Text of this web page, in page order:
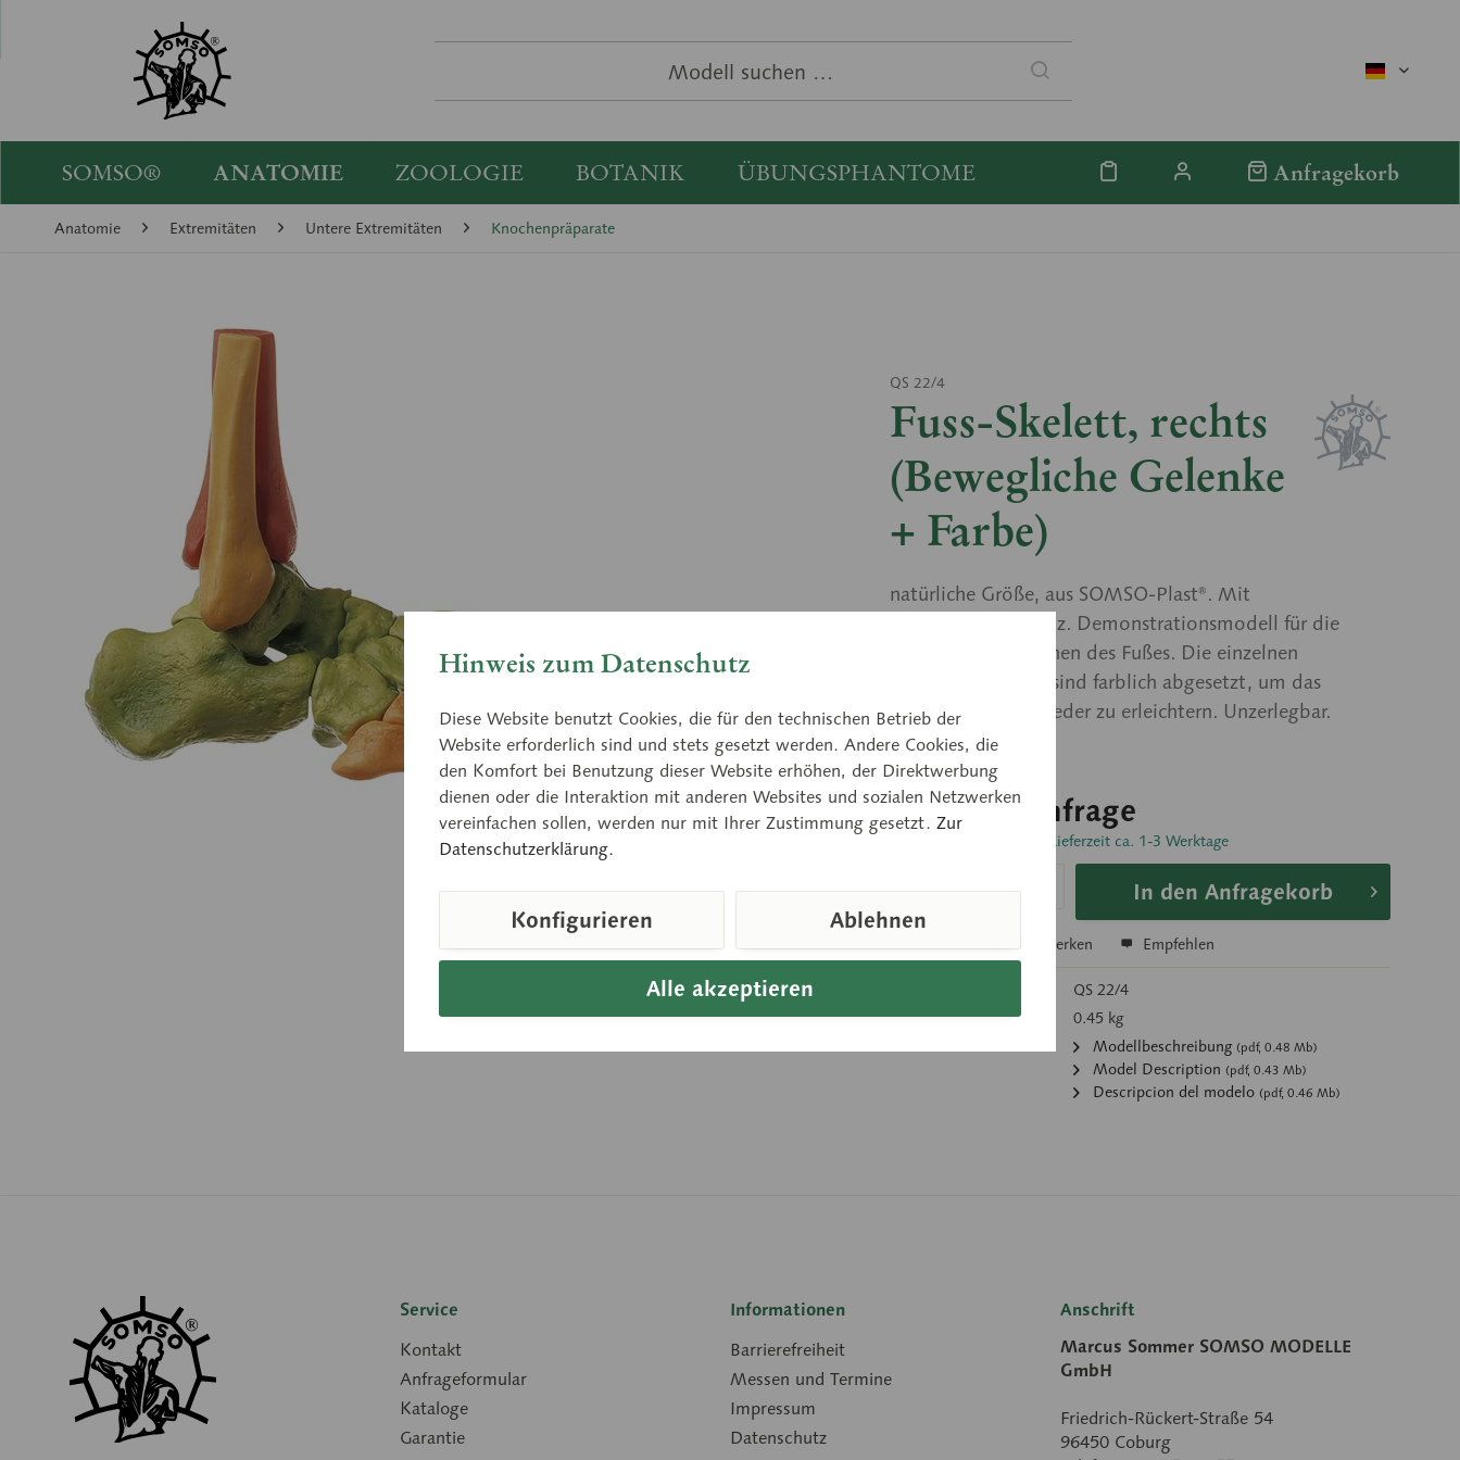
deutsch
SOMSO® ANATOMIE ZOOLOGIE BOTANIK ÜBUNGSPHANTOME Anfragekorb
Anatomie Extremitäten Untere Extremitäten Knochenpräparate
QS 22/4
Fuss-Skelett, rechts
(Bewegliche Gelenke
+ Farbe)
natürliche Größe, aus SOMSO-Plast®. Mit
Unterschenkelansatz. Demonstrationsmodell für die
Bewegungsfunktionen des Fußes. Die einzelnen
Knochenelemente sind farblich abgesetzt, um das
Erlernen der Fußglieder zu erleichtern. Unzerlegbar.
Preis auf Anfrage
Sofort versandfertig, Lieferzeit ca. 1-3 Werktage
In den Anfragekorb
Vergleichen Merken Empfehlen
QS 22/4
Gewicht (in kg):
0.45 kg
Modellbeschreibung (pdf, 0.48 Mb)
Model Description (pdf, 0.43 Mb)
Descripcion del modelo (pdf, 0.46 Mb)
Service
Kontakt
Anfrageformular
Kataloge
Garantie
Informationen
Barrierefreiheit
Messen und Termine
Impressum
Datenschutz
Anschrift
Marcus Sommer SOMSO MODELLE
GmbH
Friedrich-Rückert-Straße 54
96450 Coburg
Hinweis zum Datenschutz
Diese Website benutzt Cookies, die für den technischen Betrieb der
Website erforderlich sind und stets gesetzt werden. Andere Cookies, die
den Komfort bei Benutzung dieser Website erhöhen, der Direktwerbung
dienen oder die Interaktion mit anderen Websites und sozialen Netzwerken
vereinfachen sollen, werden nur mit Ihrer Zustimmung gesetzt. Zur
Datenschutzerklärung.
Alle akzeptieren
Konfigurieren Ablehnen